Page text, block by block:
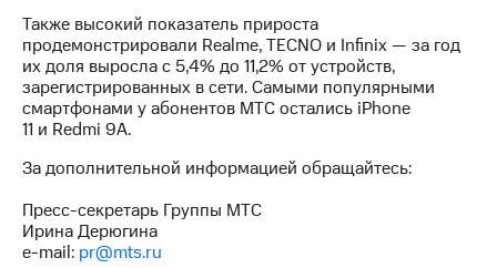
акционера
Акционерный
капитал
Контроль
и
аудит
акций
Описание
Программа
приобретения
Также высокий показатель прироста
продемонстрировали Realme, TECNO и Infinix — за год
их доля выросла с 5,4% до 11,2% от устройств,
зарегистрированных в сети. Самыми популярными
смартфонами у абонентов МТС остались iPhone
11 и Redmi 9A.
За дополнительной информацией обращайтесь:
Пресс-секретарь Группы МТС
Ирина Дерюгина
e-mail: pr@mts.ru